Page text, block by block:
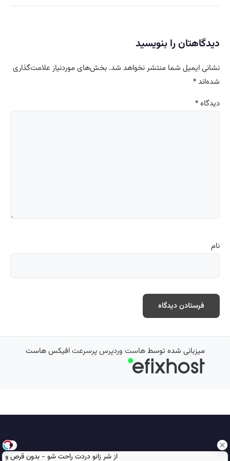
از شر زانو دردت راحت شو - بدون قرص و
دیدگاهتان را بنویسید
نشانی ایمیل شما منتشر نخواهد شد. بخش‌های موردنیاز علامت‌گذاری
شده‌اند*
دیدگاه*
نام
میزبانی شده توسطهاست وردپرس پرسرعتافیکس هاست